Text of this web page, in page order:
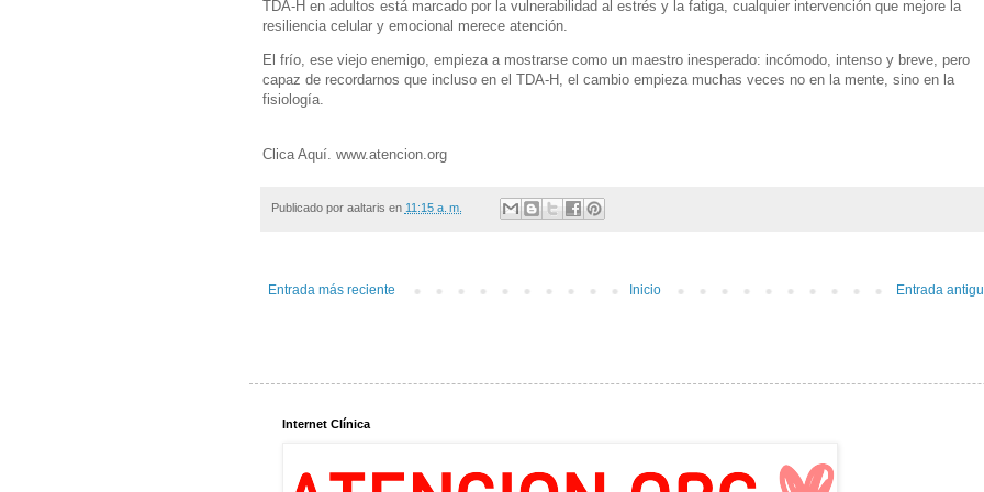
TDA-H en adultos está marcado por la vulnerabilidad al estrés y la fatiga, cualquier intervención que mejore la
resiliencia celular y emocional merece atención.
El frío, ese viejo enemigo, empieza a mostrarse como un maestro inesperado: incómodo, intenso y breve, pero
capaz de recordarnos que incluso en el TDA-H, el cambio empieza muchas veces no en la mente, sino en la
fisiología.
Clica Aquí. www.atencion.org
Publicado por aaltaris en 11:15 a. m.
Entrada más reciente Entrada
Inicio
Internet Clínica